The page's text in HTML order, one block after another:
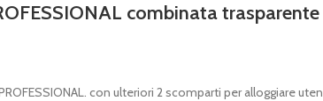
combinata trasparente
con ulteriori 2 scomparti per alloggiare